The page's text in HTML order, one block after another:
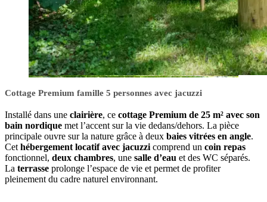
Cottage Premium famille 5 personnes avec jacuzzi
Installé dans une clairière, ce cottage Premium de 25 m² avec son
bain nordique met l’accent sur la vie dedans/dehors. La pièce
principale ouvre sur la nature grâce à deux baies vitrées en angle.
Cet hébergement locatif avec jacuzzi comprend un coin repas
fonctionnel, deux chambres, une salle d’eau et des WC séparés.
La terrasse prolonge l’espace de vie et permet de profiter
pleinement du cadre naturel environnant.